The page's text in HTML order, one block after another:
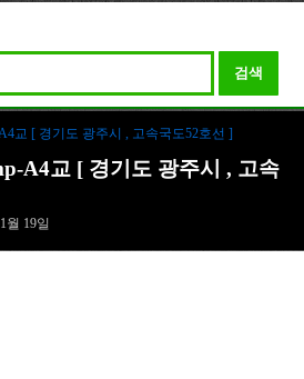
검색
교 [ 경기도 광주시 , 고속국도52호선 ]
A4교 [ 경기도 광주시 , 고속
월 19일